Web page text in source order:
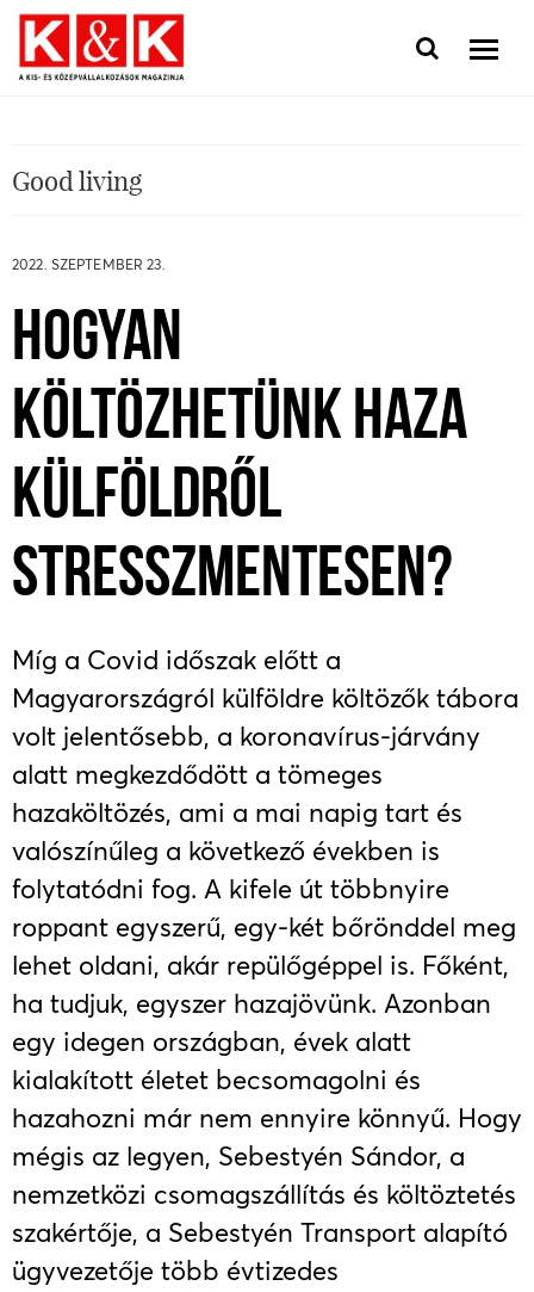
Good living
2022. SZEPTEMBER 23.
HOGYAN
KÖLTÖZHETÜNK HAZA
KÜLFÖLDRŐL
STRESSZMENTESEN?
Míg a Covid időszak előtt a
Magyarországról külföldre költözők tábora
volt jelentősebb, a koronavírus-járvány
alatt megkezdődött a tömeges
hazaköltözés, ami a mai napig tart és
valószínűleg a következő években is
folytatódni fog. A kifele út többnyire
roppant egyszerű, egy-két bőrönddel meg
lehet oldani, akár repülőgéppel is. Főként,
ha tudjuk, egyszer hazajövünk. Azonban
egy idegen országban, évek alatt
kialakított életet becsomagolni és
hazahozni már nem ennyire könnyű. Hogy
mégis az legyen, Sebestyén Sándor, a
nemzetközi csomagszállítás és költöztetés
szakértője, a Sebestyén Transport alapító
ügyvezetője több évtizedes